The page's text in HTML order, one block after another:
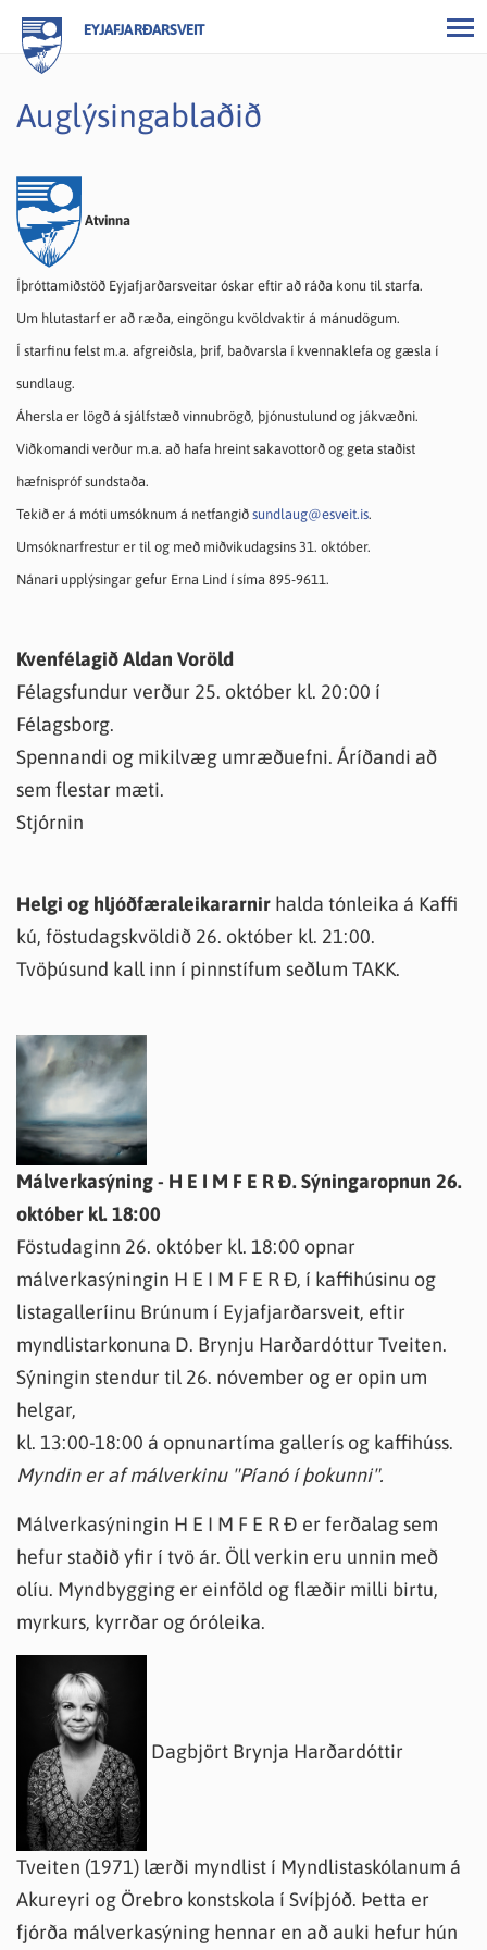
EYJAFJARÐARSVEIT
Auglýsingablaðið
Atvinna
Íþróttamiðstöð Eyjafjarðarsveitar óskar eftir að ráða konu til starfa.
Um hlutastarf er að ræða, eingöngu kvöldvaktir á mánudögum.
Í starfinu felst m.a. afgreiðsla, þrif, baðvarsla í kvennaklefa og gæsla í
sundlaug.
Áhersla er lögð á sjálfstæð vinnubrögð, þjónustulund og jákvæðni.
Viðkomandi verður m.a. að hafa hreint sakavottorð og geta staðist
hæfnispróf sundstaða.
Tekið er á móti umsóknum á netfangið sundlaug@esveit.is.
Umsóknarfrestur er til og með miðvikudagsins 31. október.
Nánari upplýsingar gefur Erna Lind í síma 895-9611.
Kvenfélagið Aldan Voröld
Félagsfundur verður 25. október kl. 20:00 í
Félagsborg.
Spennandi og mikilvæg umræðuefni. Áríðandi að
sem flestar mæti.
Stjórnin
Helgi og hljóðfæraleikararnir halda tónleika á Kaffi
kú, föstudagskvöldið 26. október kl. 21:00.
Tvöþúsund kall inn í pinnstífum seðlum TAKK.
Málverkasýning - H E I M F E R Ð. Sýningaropnun 26.
október kl. 18:00
Föstudaginn 26. október kl. 18:00 opnar
málverkasýningin H E I M F E R Ð, í kaffihúsinu og
listagalleríinu Brúnum í Eyjafjarðarsveit, eftir
myndlistarkonuna D. Brynju Harðardóttur Tveiten.
Sýningin stendur til 26. nóvember og er opin um
helgar,
kl. 13:00-18:00 á opnunartíma gallerís og kaffihúss.
Myndin er af málverkinu "Píanó í þokunni".
Málverkasýningin H E I M F E R Ð er ferðalag sem
hefur staðið yfir í tvö ár. Öll verkin eru unnin með
olíu. Myndbygging er einföld og flæðir milli birtu,
myrkurs, kyrrðar og óróleika.
Dagbjört Brynja Harðardóttir
Tveiten (1971) lærði myndlist í Myndlistaskólanum á
Akureyri og Örebro konstskola í Svíþjóð. Þetta er
fjórða málverkasýning hennar en að auki hefur hún